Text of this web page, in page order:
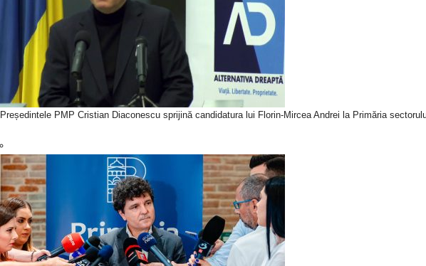
Președintele PMP Cristian Diaconescu sprijină candidatura lui Florin-Mircea Andrei la Primăria